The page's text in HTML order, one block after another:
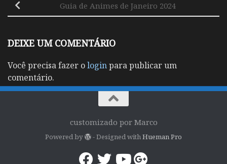
Guia de Animes de Janeiro 2024
DEIXE UM COMENTÁRIO
Você precisa fazer ologinpara publicar um
comentário.
customizado por Marco
Powered by - Designed withHueman Pro